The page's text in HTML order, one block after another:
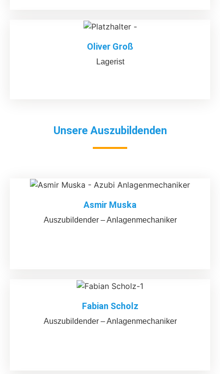
Oliver Groß
Lagerist
Unsere Auszubildenden
Asmir Muska
Auszubildender – Anlagenmechaniker
Fabian Scholz
Auszubildender – Anlagenmechaniker